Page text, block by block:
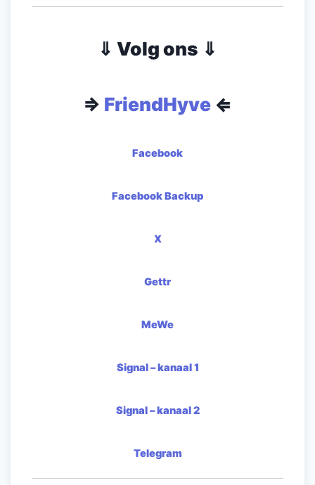
⇓ Volg ons ⇓
⇒ FriendHyve ⇐
Facebook
Facebook Backup
X
Gettr
MeWe
Signal – kanaal 1
Signal – kanaal 2
Telegram